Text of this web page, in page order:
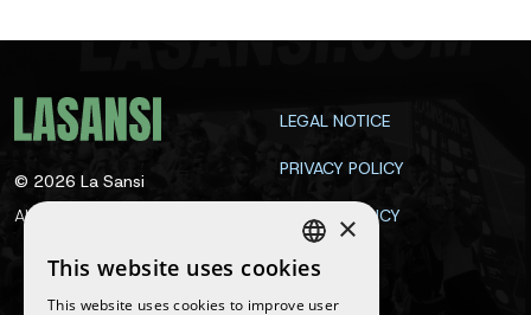
© 2026 La Sansi
All rights reserved
LEGAL NOTICE
PRIVACY POLICY
COOKIE POLICY
CONTACT
SPANISH
×
This website uses cookies
This website uses cookies to improve user